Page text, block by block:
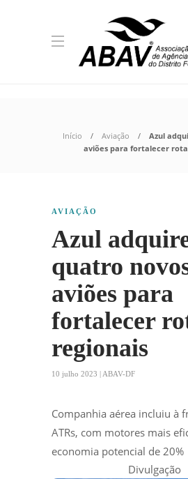
Início Aviação
Azul
aviões para fortalecer
AVIAÇÃO
Azul
quatro
aviões para
fortalecer
regionais
10 julho 2023 | ABAV-DF
Companhia aérea incluiu à
ATRs, com motores mais
economia potencial de 20%
Divulgação